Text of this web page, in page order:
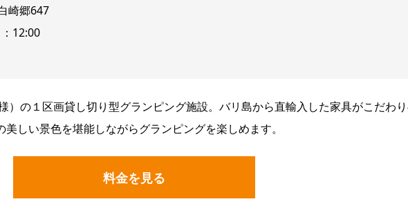
崎郷647
12:00
）の１区画貸し切り型グランピング施設。バリ島から直輸入した家具がこだわ
しい景色を堪能しながらグランピングを楽しめます。
料金を見る